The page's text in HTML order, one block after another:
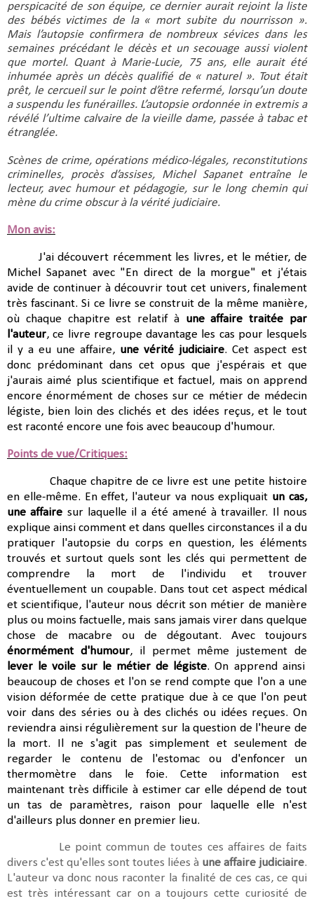
perspicacité de son équipe, ce dernier aurait rejoint la liste
des bébés victimes de la « mort subite du nourrisson ».
Mais l’autopsie confirmera de nombreux sévices dans les
semaines précédant le décès et un secouage aussi violent
que mortel. Quant à Marie-Lucie, 75 ans, elle aurait été
inhumée après un décès qualifié de « naturel ». Tout était
prêt, le cercueil sur le point d’être refermé, lorsqu’un doute
a suspendu les funérailles. L’autopsie ordonnée in extremis a
révélé l’ultime calvaire de la vieille dame, passée à tabac et
étranglée.
Scènes de crime, opérations médico-légales, reconstitutions
criminelles, procès d’assises, Michel Sapanet entraîne le
lecteur, avec humour et pédagogie, sur le long chemin qui
mène du crime obscur à la vérité judiciaire.
Mon avis:
J'ai découvert récemment les livres, et le métier, de
Michel Sapanet avec "En direct de la morgue" et j'étais
avide de continuer à découvrir tout cet univers, finalement
très fascinant. Si ce livre se construit de la même manière,
où chaque chapitre est relatif à une affaire traitée par
l'auteur, ce livre regroupe davantage les cas pour lesquels
il y a eu une affaire, une vérité judiciaire. Cet aspect est
donc prédominant dans cet opus que j'espérais et que
j'aurais aimé plus scientifique et factuel, mais on apprend
encore énormément de choses sur ce métier de médecin
légiste, bien loin des clichés et des idées reçus, et le tout
est raconté encore une fois avec beaucoup d'humour.
Points de vue/Critiques:
Chaque chapitre de ce livre est une petite histoire
en elle-même. En effet, l'auteur va nous expliquait un cas,
une affaire sur laquelle il a été amené à travailler. Il nous
explique ainsi comment et dans quelles circonstances il a du
pratiquer l'autopsie du corps en question, les éléments
trouvés et surtout quels sont les clés qui permettent de
comprendre la mort de l'individu et trouver
éventuellement un coupable. Dans tout cet aspect médical
et scientifique, l'auteur nous décrit son métier de manière
plus ou moins factuelle, mais sans jamais virer dans quelque
chose de macabre ou de dégoutant. Avec toujours
énormément d'humour, il permet même justement de
lever le voile sur le métier de légiste. On apprend ainsi
beaucoup de choses et l'on se rend compte que l'on a une
vision déformée de cette pratique due à ce que l'on peut
voir dans des séries ou à des clichés ou idées reçues. On
reviendra ainsi régulièrement sur la question de l'heure de
la mort. Il ne s'agit pas simplement et seulement de
regarder le contenu de l'estomac ou d'enfoncer un
thermomètre dans le foie. Cette information est
maintenant très difficile à estimer car elle dépend de tout
un tas de paramètres, raison pour laquelle elle n'est
d'ailleurs plus donner en premier lieu.
Le point commun de toutes ces affaires de faits
divers c'est qu'elles sont toutes liées à une affaire judiciaire.
L'auteur va donc nous raconter la finalité de ces cas, ce qui
est très intéressant car on a toujours cette curiosité de